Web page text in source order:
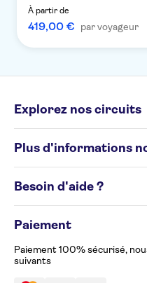
À partir de
419,00 € par voyageur
Explorez nos circuits
Circuits de groupe
Destinations
Plus d'informations
Politique en matière de
Avis de confidentialité
Gérez vos préférences
Besoin d'aide ?
Formulaire de plainte
Paiement
Paiement 100% sécurisé,
suivants